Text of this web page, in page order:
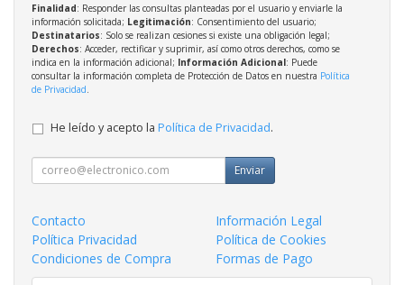
Finalidad: Responder las consultas planteadas por el usuario y enviarle la
información solicitada; Legitimación: Consentimiento del usuario;
Destinatarios: Solo se realizan cesiones si existe una obligación legal;
Derechos: Acceder, rectificar y suprimir, así como otros derechos, como se
indica en la información adicional; Información Adicional: Puede
consultar la información completa de Protección de Datos en nuestra Política
de Privacidad
He leído y acepto la Política de Privacidad.
Enviar
Contacto
Información Legal
Política Privacidad
Política de Cookies
Condiciones de Compra
Formas de Pago